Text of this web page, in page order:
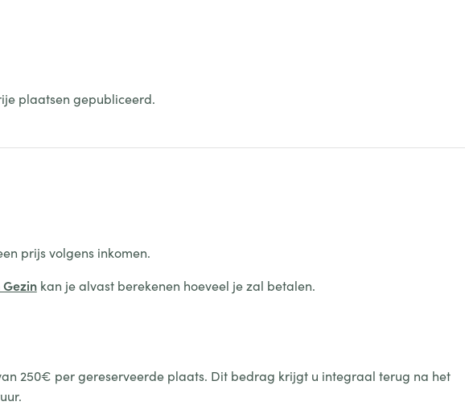
plaatsen gepubliceerd.
prijs volgens inkomen.
kan je alvast berekenen hoeveel je zal betalen.
250€ per gereserveerde plaats. Dit bedrag krijgt u integraal terug na het